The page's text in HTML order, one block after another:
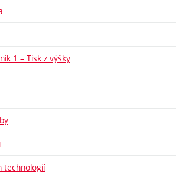
1 – Tisk z výšky
technologií